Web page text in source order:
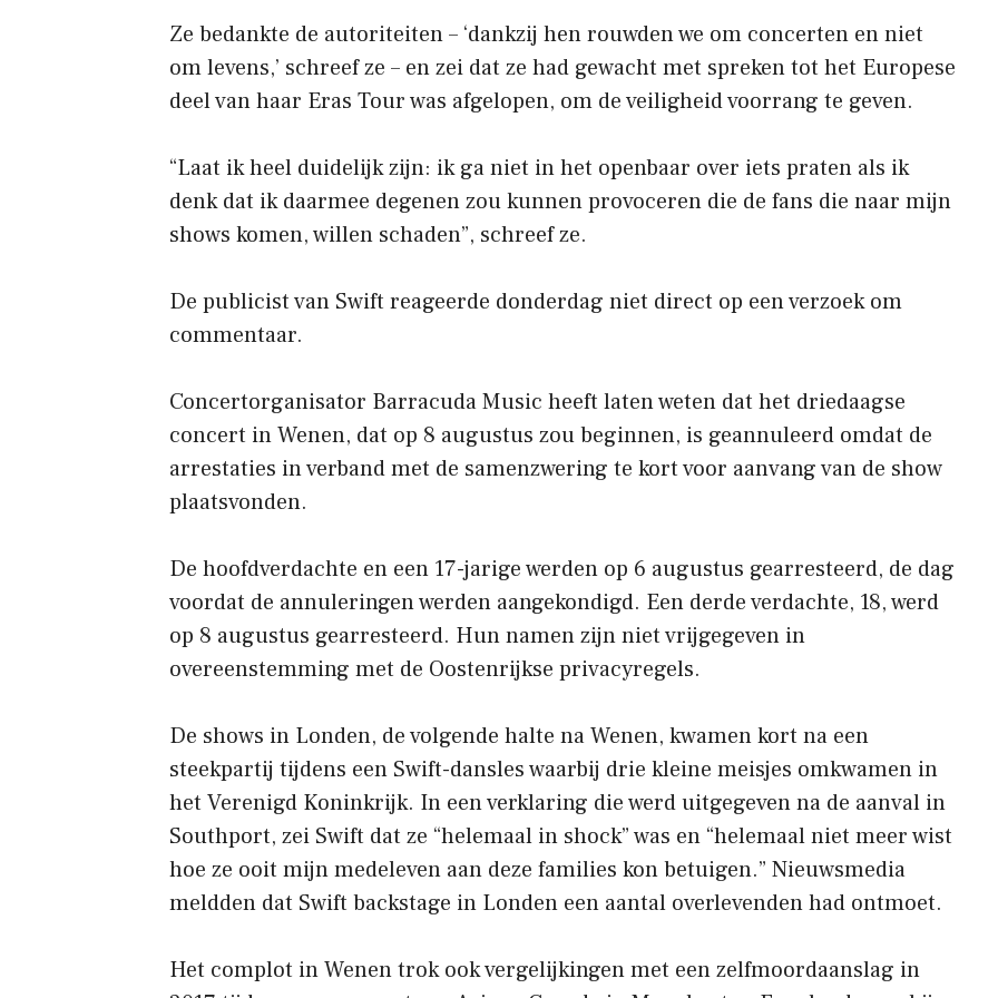
Ze bedankte de autoriteiten – ‘dankzij hen rouwden we om concerten en niet
om levens,’ schreef ze – en zei dat ze had gewacht met spreken tot het Europese
deel van haar Eras Tour was afgelopen, om de veiligheid voorrang te geven.
“Laat ik heel duidelijk zijn: ik ga niet in het openbaar over iets praten als ik
denk dat ik daarmee degenen zou kunnen provoceren die de fans die naar mijn
shows komen, willen schaden”, schreef ze.
De publicist van Swift reageerde donderdag niet direct op een verzoek om
commentaar.
Concertorganisator Barracuda Music heeft laten weten dat het driedaagse
concert in Wenen, dat op 8 augustus zou beginnen, is geannuleerd omdat de
arrestaties in verband met de samenzwering te kort voor aanvang van de show
plaatsvonden.
De hoofdverdachte en een 17-jarige werden op 6 augustus gearresteerd, de dag
voordat de annuleringen werden aangekondigd. Een derde verdachte, 18, werd
op 8 augustus gearresteerd. Hun namen zijn niet vrijgegeven in
overeenstemming met de Oostenrijkse privacyregels.
De shows in Londen, de volgende halte na Wenen, kwamen kort na een
steekpartij tijdens een Swift-dansles waarbij drie kleine meisjes omkwamen in
het Verenigd Koninkrijk. In een verklaring die werd uitgegeven na de aanval in
Southport, zei Swift dat ze “helemaal in shock” was en “helemaal niet meer wist
hoe ze ooit mijn medeleven aan deze families kon betuigen.” Nieuwsmedia
meldden dat Swift backstage in Londen een aantal overlevenden had ontmoet.
Het complot in Wenen trok ook vergelijkingen met een zelfmoordaanslag in